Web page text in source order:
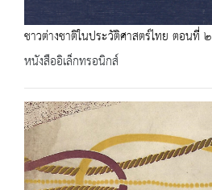
ชาวต่างชาติในประวัติศาสตร์ไทย ตอนที่่ ๒
หนังสืออิเล็กทรอนิกส์